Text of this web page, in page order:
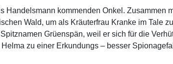
kommenden Onkel. Zusammen
Wald, um als Kräuterfrau Kranke im Tale
Grüenspän, weil er sich für die
zu einer Erkundungs – besser